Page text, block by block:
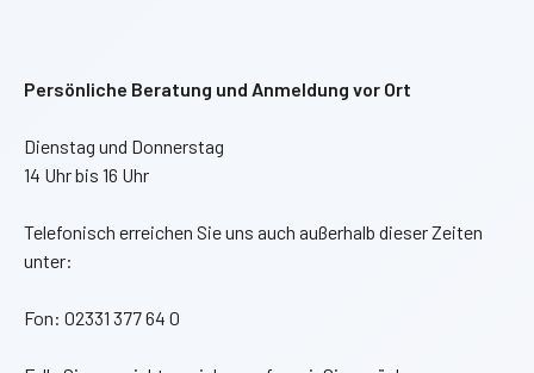
Persönliche Beratung und Anmeldung vor Ort
Dienstag und Donnerstag
14 Uhr bis 16 Uhr
Telefonisch erreichen Sie uns auch außerhalb dieser Zeiten
unter:
Fon: 02331 377 64 0